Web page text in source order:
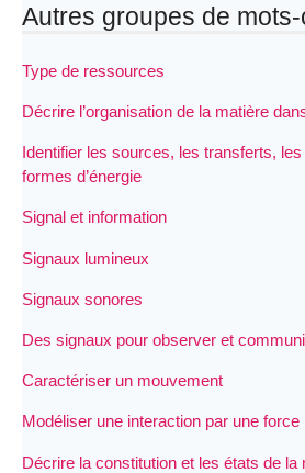
Autres groupes de
Type de ressources
Décrire l’organisation de la matière
Identifier les sources, les transferts,
formes d’énergie
Signal et information
Signaux lumineux
Signaux sonores
Des signaux pour observer et
Caractériser un mouvement
Modéliser une interaction par une force
Décrire la constitution et les états de la